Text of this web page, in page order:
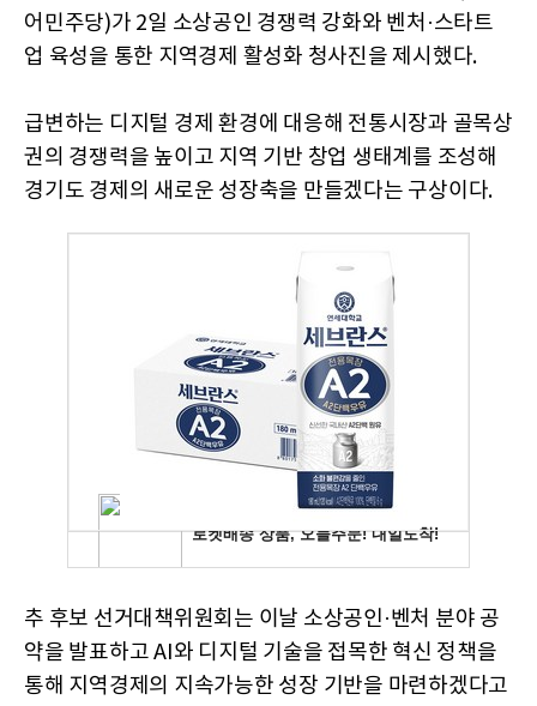
어민주당)가 2일 소상공인 경쟁력 강화와 벤처·스타트
업 육성을 통한 지역경제 활성화 청사진을 제시했다.
급변하는 디지털 경제 환경에 대응해 전통시장과 골목상
권의 경쟁력을 높이고 지역 기반 창업 생태계를 조성해
경기도 경제의 새로운 성장축을 만들겠다는 구상이다.
추 후보 선거대책위원회는 이날 소상공인·벤처 분야 공
약을 발표하고 AI와 디지털 기술을 접목한 혁신 정책을
통해 지역경제의 지속가능한 성장 기반을 마련하겠다고